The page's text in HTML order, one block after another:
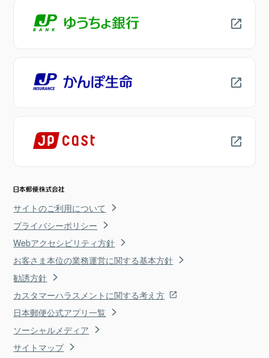
サイトのご利用について
プライバシーポリシー
Webアクセシビリティ方針
お客さま本位の業務運営に関する基本方針
勧誘方針
カスタマーハラスメントに関する考え方
日本郵便公式アプリ一覧
ソーシャルメディア
サイトマップ